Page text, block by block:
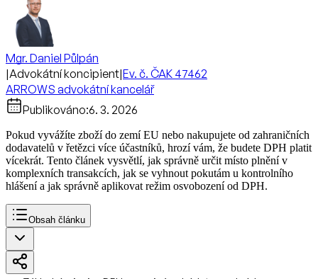
Mgr. Daniel Půlpán
|Advokátní koncipient|Ev. č. ČAK 47462
ARROWS advokátní kancelář
Publikováno:6. 3. 2026
Pokud vyvážíte zboží do zemí EU nebo nakupujete od zahraničních
dodavatelů v řetězci více účastníků, hrozí vám, že budete DPH platit
vícekrát. Tento článek vysvětlí, jak správně určit místo plnění v
komplexních transakcích, jak se vyhnout pokutám u kontrolního
hlášení a jak správně aplikovat režim osvobození od DPH.
Obsah článku